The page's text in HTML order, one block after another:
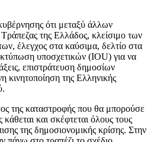
ότι μεταξύ άλλων
Τράπεζας της Ελλάδος, κλείσιμο των
έλεγχος στα καύσιμα, δελτίο στα
υποσχετικών (IOU) για να
επιστράτευση δημοσίων
κινητοποίηση της Ελληνικής
της καταστροφής που θα μπορούσε
και σκέφτεται όλους τους
της δημοσιονομικής κρίσης. Στην